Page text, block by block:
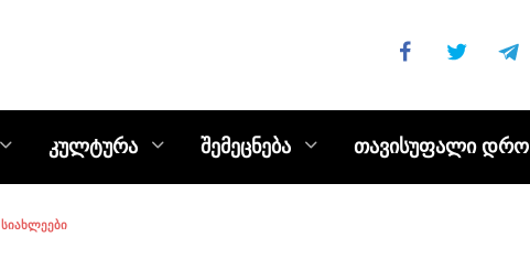
კულტურა შემეცნება თავისუფალი დრო
ᲡᲘᲐᲮᲚᲔᲔᲑᲘ